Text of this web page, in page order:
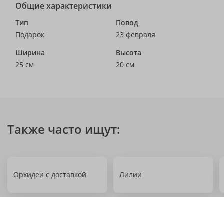
Общие характеристики
Тип
Подарок
Повод
23 февраля
Ширина
25 см
Высота
20 см
Также часто ищут:
Орхидеи с доставкой Лилии